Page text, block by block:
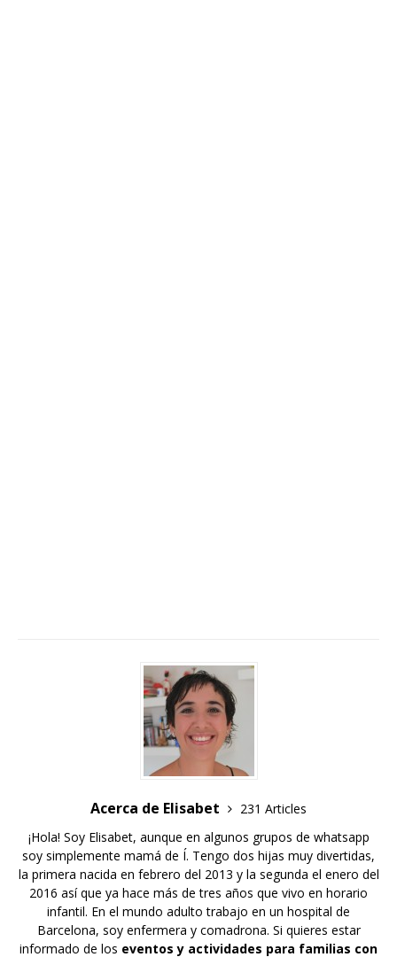
Acerca de Elisabet
231 Articles
¡Hola! Soy Elisabet, aunque en algunos grupos de whatsapp
soy simplemente mamá de Í. Tengo dos hijas muy divertidas,
la primera nacida en febrero del 2013 y la segunda el enero del
2016 así que ya hace más de tres años que vivo en horario
infantil. En el mundo adulto trabajo en un hospital de
Barcelona, soy enfermera y comadrona. Si quieres estar
informado de los eventos y actividades para familias con